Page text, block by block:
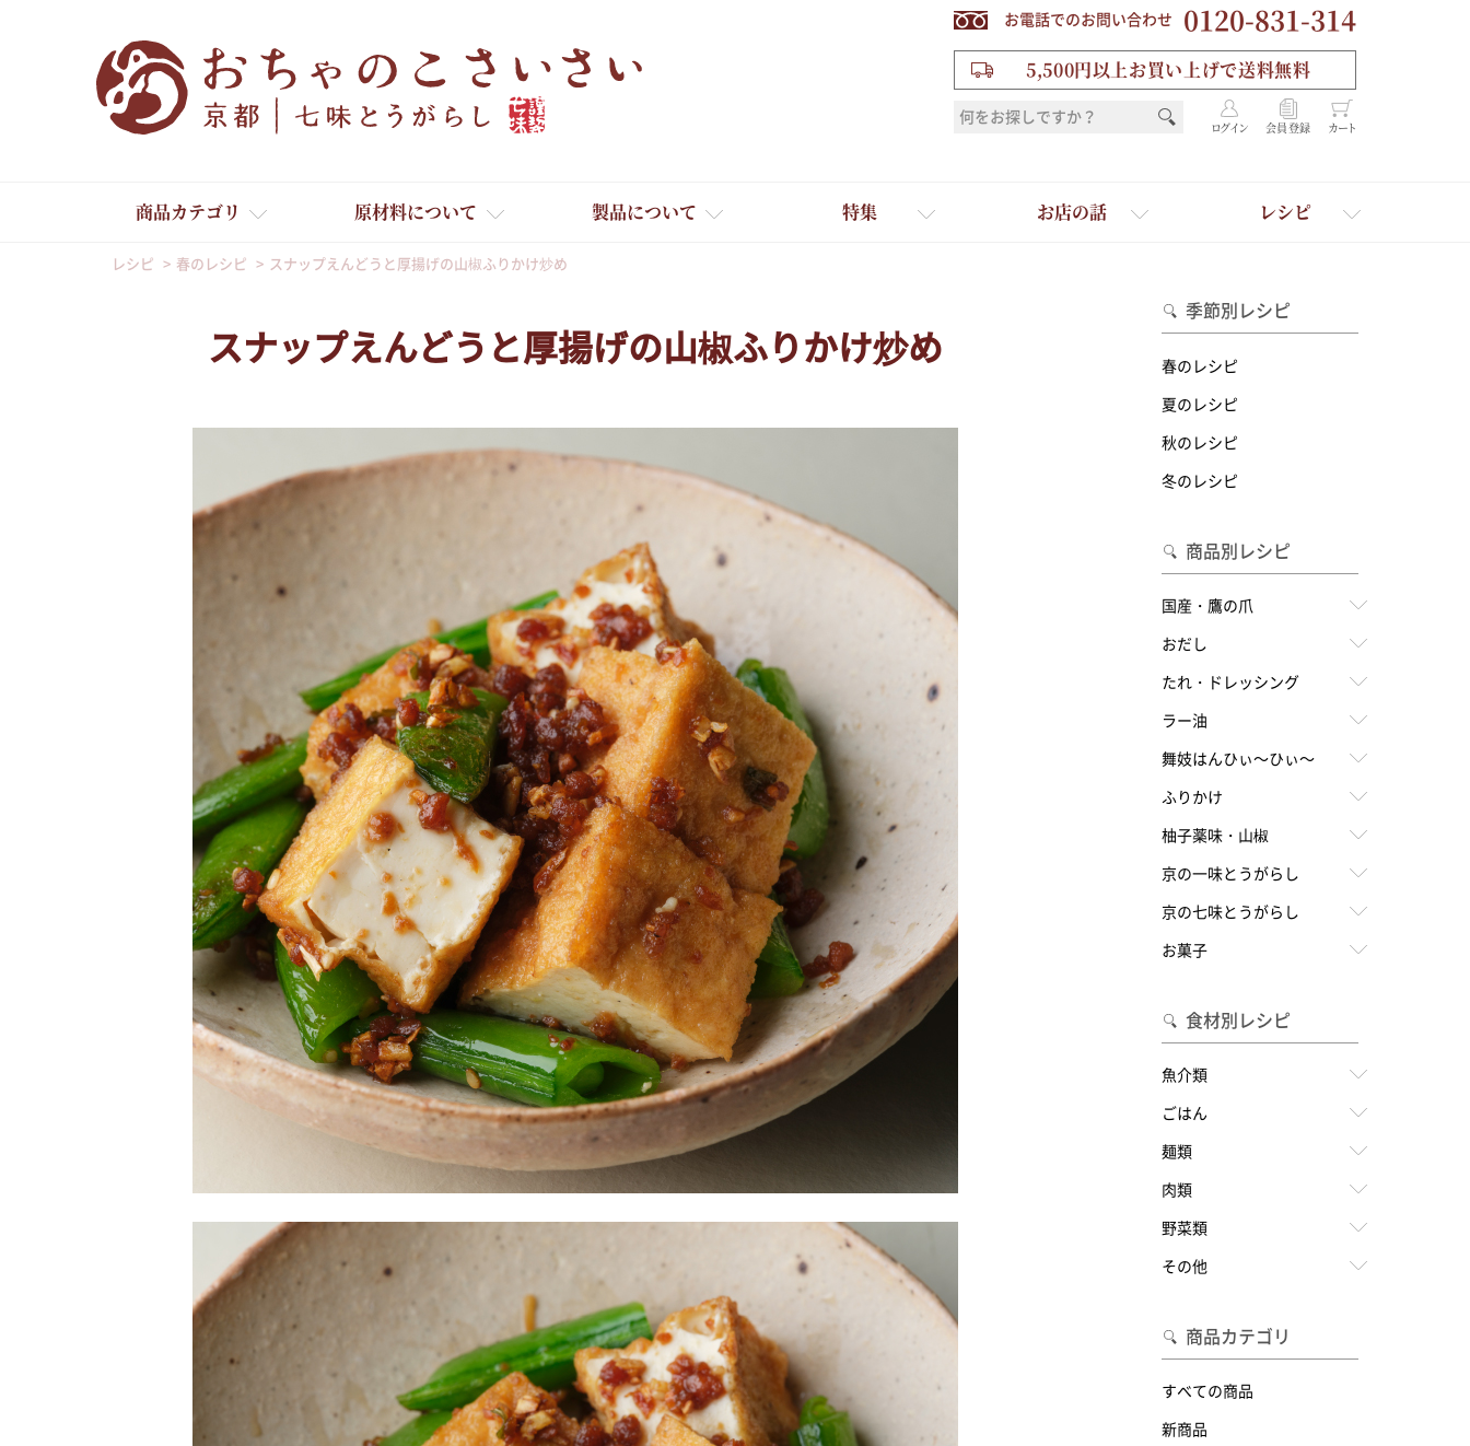
お電話でのお問い合わせ 0120-831-314
5,500円以上お買い上げで送料無料
ログイン 会員登録 カート
商品カテゴリ
京の七味とうがらし
柚子薬味・山椒
国産・鷹の爪
送料無料
お土産・ギフト 贈る人に合わせて一味・七味を選ぶ
とうがらしの辛さ別に一味・七味を選ぶ
原材料について 製品について 特集 お店の話 レシピ
レシピ 春のレシピ スナップえんどうと厚揚げの山椒ふりかけ炒め
スナップえんどうと厚揚げの山椒ふりかけ炒め
季節別レシピ
春のレシピ
夏のレシピ
秋のレシピ
冬のレシピ
商品別レシピ
国産・鷹の爪
おだし
たれ・ドレッシング
ラー油
舞妓はんひぃ～ひぃ～
ふりかけ
柚子薬味・山椒
京の一味とうがらし
京の七味とうがらし
お菓子
食材別レシピ
魚介類
ごはん
麺類
肉類
野菜類
その他
商品カテゴリ
すべての商品
新商品